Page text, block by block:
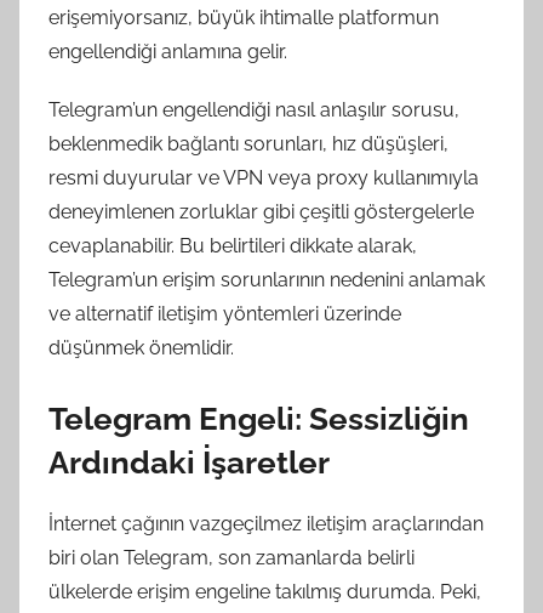
erişemiyorsanız, büyük ihtimalle platformun
engellendiği anlamına gelir.
Telegram’un engellendiği nasıl anlaşılır sorusu,
beklenmedik bağlantı sorunları, hız düşüşleri,
resmi duyurular ve VPN veya proxy kullanımıyla
deneyimlenen zorluklar gibi çeşitli göstergelerle
cevaplanabilir. Bu belirtileri dikkate alarak,
Telegram’un erişim sorunlarının nedenini anlamak
ve alternatif iletişim yöntemleri üzerinde
düşünmek önemlidir.
Telegram Engeli: Sessizliğin
Ardındaki İşaretler
İnternet çağının vazgeçilmez iletişim araçlarından
biri olan Telegram, son zamanlarda belirli
ülkelerde erişim engeline takılmış durumda. Peki,